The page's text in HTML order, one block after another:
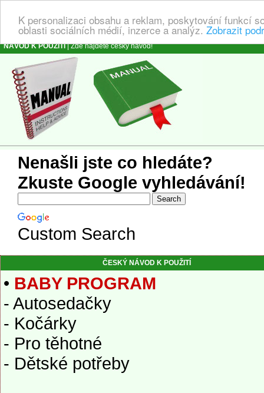
K personalizaci obsahu a reklam, poskytování funkcí
oblasti sociálních médií, inzerce a analýz. Zobrazit
NÁVOD K POUŽITÍ| Zde najdete český návod!
Nenašli jste co hledáte?
Zkuste Google vyhledávání!
Custom Search
ČESKÝ NÁVOD K POUŽITÍ
• BABY PROGRAM
- Autosedačky
- Kočárky
- Pro těhotné
- Dětské potřeby